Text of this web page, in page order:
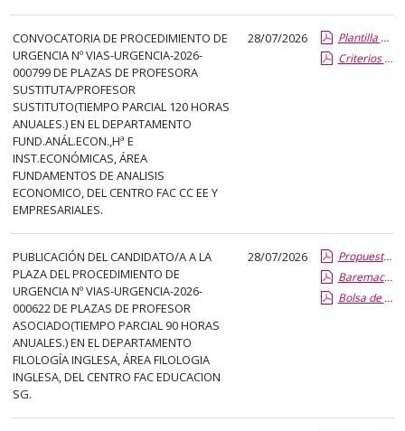
CONVOCATORIA DE PROCEDIMIENTO DE
URGENCIA Nº VIAS-URGENCIA-2026-
000799 DE PLAZAS DE PROFESORA
SUSTITUTA/PROFESOR
SUSTITUTO(TIEMPO PARCIAL 120 HORAS
ANUALES.) EN EL DEPARTAMENTO
FUND.ANÁL.ECON.,Hª E
INST.ECONÓMICAS, ÁREA
FUNDAMENTOS DE ANALISIS
ECONOMICO, DEL CENTRO FAC CC EE Y
EMPRESARIALES.
28/07/2026
Plantilla de Publicacion Vias de Urgencia
Criterios especificos
PUBLICACIÓN DEL CANDIDATO/A A LA
PLAZA DEL PROCEDIMIENTO DE
URGENCIA Nº VIAS-URGENCIA-2026-
000622 DE PLAZAS DE PROFESOR
ASOCIADO(TIEMPO PARCIAL 90 HORAS
ANUALES.) EN EL DEPARTAMENTO
FILOLOGÍA INGLESA, ÁREA FILOLOGIA
INGLESA, DEL CENTRO FAC EDUCACION
SG.
28/07/2026
Propuesta Formal de Contratacion por Vias de Urgencia
Baremacion de Candidatos
Bolsa de Empleo